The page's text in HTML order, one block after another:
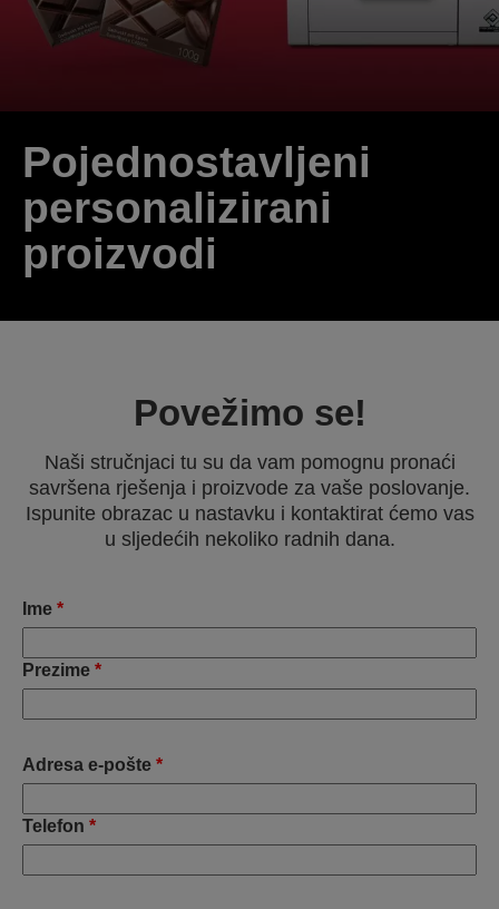
Pojednostavljeni
personalizirani
proizvodi
Povežimo se!
Naši stručnjaci tu su da vam pomognu pronaći
savršena rješenja i proizvode za vaše poslovanje.
Ispunite obrazac u nastavku i kontaktirat ćemo vas
u sljedećih nekoliko radnih dana.
Ime *
Prezime *
Adresa e-pošte *
Telefon *